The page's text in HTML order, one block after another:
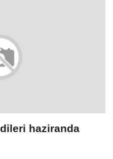
haziranda